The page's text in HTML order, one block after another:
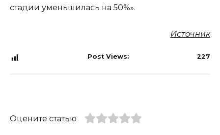
стадии уменьшилась на 50%».
Источник
Post Views: 227
Оцените статью